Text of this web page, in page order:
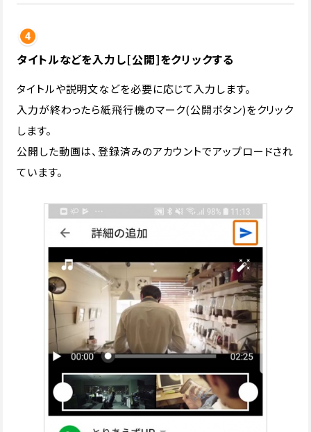
タイトルなどを入力し[公開]をクリックする
タイトルや説明文などを必要に応じて入力します。
入力が終わったら紙飛行機のマーク(公開ボタン)をクリック
します。
公開した動画は、登録済みのアカウントでアップロードされ
ています。